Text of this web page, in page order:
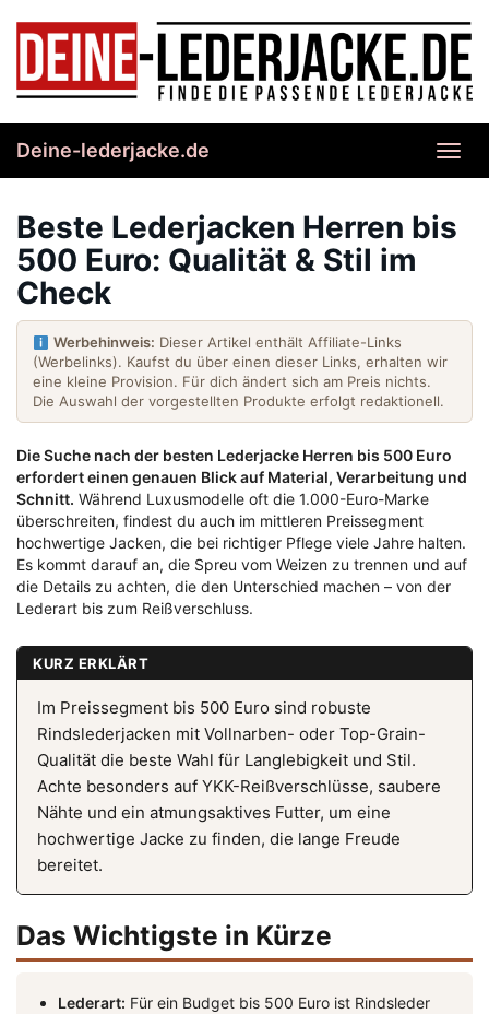
content
Deine-lederjacke.de
Beste Lederjacken Herren bis
500 Euro: Qualität & Stil im
Check
Werbehinweis: Dieser Artikel enthält Affiliate-Links
(Werbelinks). Kaufst du über einen dieser Links, erhalten wir
eine kleine Provision. Für dich ändert sich am Preis nichts.
Die Auswahl der vorgestellten Produkte erfolgt redaktionell.
Die Suche nach der besten Lederjacke Herren bis 500 Euro
erfordert einen genauen Blick auf Material, Verarbeitung und
Schnitt. Während Luxusmodelle oft die 1.000-Euro-Marke
überschreiten, findest du auch im mittleren Preissegment
hochwertige Jacken, die bei richtiger Pflege viele Jahre halten.
Es kommt darauf an, die Spreu vom Weizen zu trennen und auf
die Details zu achten, die den Unterschied machen – von der
Lederart bis zum Reißverschluss.
KURZ ERKLÄRT
Im Preissegment bis 500 Euro sind robuste
Rindslederjacken mit Vollnarben- oder Top-Grain-
Qualität die beste Wahl für Langlebigkeit und Stil.
Achte besonders auf YKK-Reißverschlüsse, saubere
Nähte und ein atmungsaktives Futter, um eine
hochwertige Jacke zu finden, die lange Freude
bereitet.
Das Wichtigste in Kürze
Lederart: Für ein Budget bis 500 Euro ist Rindsleder